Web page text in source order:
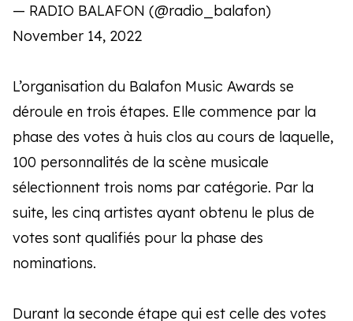
— RADIO BALAFON (@radio_balafon)
November 14, 2022
L’organisation du Balafon Music Awards se
déroule en trois étapes. Elle commence par la
phase des votes à huis clos au cours de laquelle,
100 personnalités de la scène musicale
sélectionnent trois noms par catégorie. Par la
suite, les cinq artistes ayant obtenu le plus de
votes sont qualifiés pour la phase des
nominations.
Durant la seconde étape qui est celle des votes